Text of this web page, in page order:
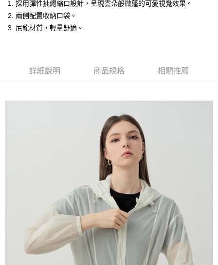
每筆NT$60，滿NT$1,500(含以上)免運費
付款後全家取貨
每筆NT$60，滿NT$1,500(含以上)免運費
每筆NT$60，滿NT$1,500(含以上)免運費
每筆NT$60，滿NT$1,500(含以上)免運費
每筆NT$60，滿NT$1,500(含以上)免運費
每筆NT$90，滿NT$1,500(含以上)免運費
每筆NT$225，滿NT$1,500(含以上)免運費
1. 採用彈性抽繩縮口設計，呈現雲朵般微蓬的可愛視覺效果。
2. 兩側配置收納口袋。
3. 尼龍材質，輕量舒適。
詳細說明 商品規格 相關推薦